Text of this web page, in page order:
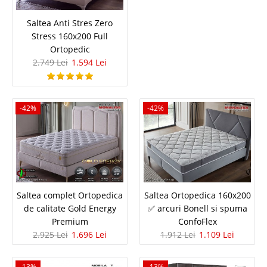
Vezi Detalii
-35%
Pat Masina Race Cup Carbed Rosu
pt. copii - Oferta Pret Cilek
Pat in forma de masina pentru copii model Race Cup Carbed-Red by CILEK
⭐ Oferta - Pret de Fabrica Un pat tip masinuta este un dar magic pentru
orice copil pasionat de curse de masini motoare si garaj. Toate detaliile au
fost reproduse fidel dupa o masina reala. Patul in forma de m..
Compara
Saltea Anti Stres Zero
Stress 160x200 Full
Ortopedic
2.749 Lei 1.594 Lei
-42%
Saltea complet Ortopedica
de calitate Gold Energy
Premium
2.925 Lei 1.696 Lei
-42%
Saltea Ortopedica 160x200
✅ arcuri Bonell si spuma
ConfoFlex
1.912 Lei 1.109 Lei